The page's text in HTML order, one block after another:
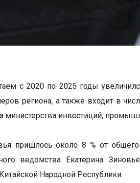
с 2020 по 2025 годы
региона, а также входит в
министерства инвестиций,
пришлось около 8 % от
ведомства Екатерина
Народной Республики.